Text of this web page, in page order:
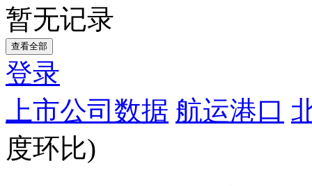
暂无记录
查看全部
登录
上市公司数据 航运港口
度环比)